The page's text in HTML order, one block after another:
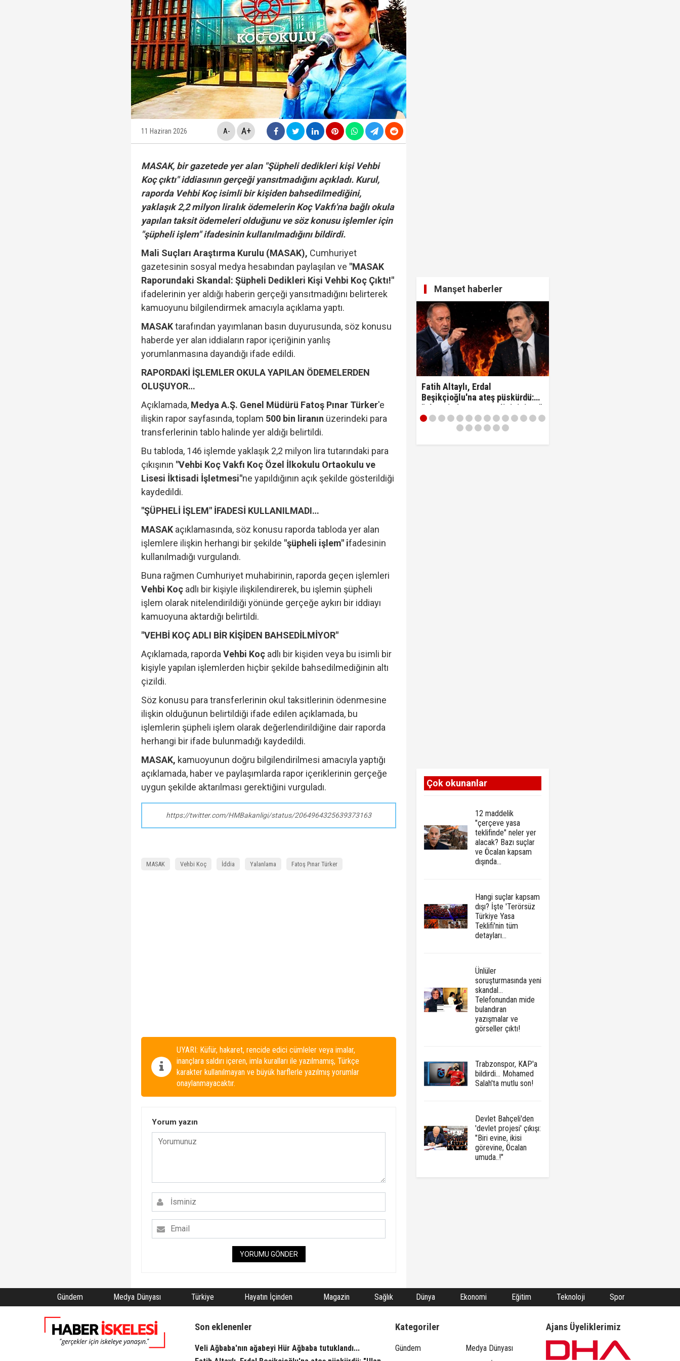
Trabzonspor, KAP'a bildirdi... Mohamed Salah'ta mutlu son!
İzmir Büyükşehir Belediyesi'nde "yolsuzluk" soruşturması... Veli Ağbaba'nın ağabeyi Hür Ağbaba gözaltında!
Ünlüler soruşturmasında yeni skandal... Telefonundan mide bulandıran yazışmalar ve görseller çıktı!
Veli Ağbaba'nın ağabeyi Hür Ağbaba tutuklandı...
11 Haziran 2026 A- A+
MASAK, bir gazetede yer alan "Şüpheli dedikleri kişi Vehbi
Koç çıktı" iddiasının gerçeği yansıtmadığını açıkladı. Kurul,
raporda Vehbi Koç isimli bir kişiden bahsedilmediğini,
yaklaşık 2,2 milyon liralık ödemelerin Koç Vakfı'na bağlı okula
yapılan taksit ödemeleri olduğunu ve söz konusu işlemler için
"şüpheli işlem" ifadesinin kullanılmadığını bildirdi.
Mali Suçları Araştırma Kurulu (MASAK), Cumhuriyet
gazetesinin sosyal medya hesabından paylaşılan ve "MASAK
Raporundaki Skandal: Şüpheli Dedikleri Kişi Vehbi Koç Çıktı!"
ifadelerinin yer aldığı haberin gerçeği yansıtmadığını belirterek
kamuoyunu bilgilendirmek amacıyla açıklama yaptı.
MASAKtarafından yayımlanan basın duyurusunda, söz konusu
haberde yer alan iddiaların rapor içeriğinin yanlış
yorumlanmasına dayandığı ifade edildi.
RAPORDAKİ İŞLEMLER OKULA YAPILAN ÖDEMELERDEN
OLUŞUYOR…
Açıklamada, Medya A.Ş. Genel Müdürü Fatoş Pınar Türker'e
ilişkin rapor sayfasında, toplam 500 bin liranın üzerindeki para
transferlerinin tablo halinde yer aldığı belirtildi.
Bu tabloda, 146 işlemde yaklaşık 2,2 milyon lira tutarındaki para
çıkışının "Vehbi Koç Vakfı Koç Özel İlkokulu Ortaokulu ve
Lisesi İktisadi İşletmesi"ne yapıldığının açık şekilde gösterildiği
kaydedildi.
"ŞÜPHELİ İŞLEM" İFADESİ KULLANILMADI…
MASAK açıklamasında, söz konusu raporda tabloda yer alan
işlemlere ilişkin herhangi bir şekilde "şüpheli işlem" ifadesinin
kullanılmadığı vurgulandı.
Buna rağmen Cumhuriyet muhabirinin, raporda geçen işlemleri
Vehbi Koç adlı bir kişiyle ilişkilendirerek, bu işlemin şüpheli
işlem olarak nitelendirildiği yönünde gerçeğe aykırı bir iddiayı
kamuoyuna aktardığı belirtildi.
"VEHBİ KOÇ ADLI BİR KİŞİDEN BAHSEDİLMİYOR"
Açıklamada, rapordaVehbi Koç adlı bir kişiden veya bu isimli bir
kişiyle yapılan işlemlerden hiçbir şekilde bahsedilmediğinin altı
çizildi.
Söz konusu para transferlerinin okul taksitlerinin ödenmesine
ilişkin olduğunun belirtildiği ifade edilen açıklamada, bu
işlemlerin şüpheli işlem olarak değerlendirildiğine dair raporda
herhangi bir ifade bulunmadığı kaydedildi.
MASAK, kamuoyunun doğru bilgilendirilmesi amacıyla yaptığı
açıklamada, haber ve paylaşımlarda rapor içeriklerinin gerçeğe
uygun şekilde aktarılması gerektiğini vurguladı.
https://twitter.com/HMBakanligi/status/2064964325639373163
MASAK Vehbi Koç İddia Yalanlama Fatoş Pınar Türker
UYARI: Küfür, hakaret, rencide edici cümleler veya imalar,
inançlara saldırı içeren, imla kuralları ile yazılmamış, Türkçe
karakter kullanılmayan ve büyük harflerle yazılmış yorumlar
onaylanmayacaktır.
Yorum yazın
YORUMU GÖNDER
Manşet haberler
Fatih Altaylı, Erdal
Beşikçioğlu'na ateş püskürdü:
"Ulan siz kamu görevlisisiniz..!"
Çok okunanlar
12 maddelik
"çerçeve yasa
teklifinde" neler yer
alacak? Bazı suçlar
ve Öcalan kapsam
dışında…
Hangi suçlar kapsam
dışı? İşte 'Terörsüz
Türkiye Yasa
Teklifi'nin tüm
detayları...
Ünlüler
soruşturmasında yeni
skandal...
Telefonundan mide
bulandıran
yazışmalar ve
görseller çıktı!
Trabzonspor, KAP'a
bildirdi... Mohamed
Salah'ta mutlu son!
Devlet Bahçeli'den
'devlet projesi' çıkışı:
"Biri evine, ikisi
görevine, Öcalan
umuda..!"
Gündem Medya Dünyası Türkiye Hayatın İçinden Magazin Sağlık Dünya Ekonomi Eğitim Teknoloji Spor
Son eklenenler
Veli Ağbaba'nın ağabeyi Hür Ağbaba tutuklandı...
Kategoriler
Gündem
Medya Dünyası
Ajans Üyeliklerimiz